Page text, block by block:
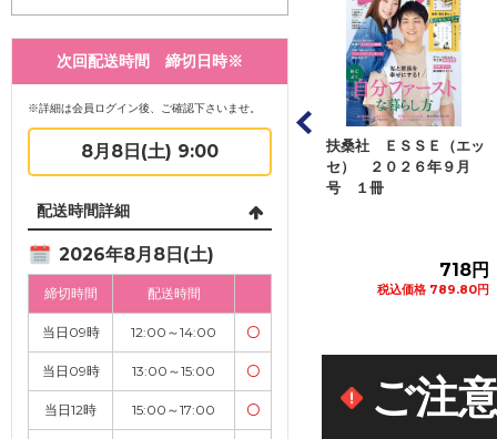
次回配送時間 締切日時※
※詳細は会員ログイン後、ご確認下さいませ。
8月8日(土) 9:00
配送時間詳細
2026年8月8日(土)
締切時間 配送時間
当日09時 12:00～14:00 〇
当日09時 13:00～15:00 〇
当日12時 15:00～17:00 〇
582円
格 640.20円
カートに追加
オレンジページ オレン
ジページ ２０２６年８
582円
税込価格 640.20円
カートに追加
扶桑社 ＥＳＳＥ（エッ
セ） ２０２６年９月
号 １冊
718円
税込価格 789.80円
ご注